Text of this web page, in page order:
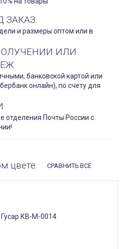
ЗАКАЗ.
и размеры оптом или в
ИЛИ
банковской картой или
онлайн), по счету для
отделения Почты России с
цвете: СРАВНИТЬ ВСЕ